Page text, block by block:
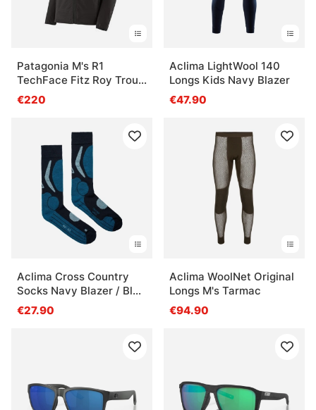
Patagonia M's R1
TechFace Fitz Roy Trout
Hoody BLK
€220
Aclima LightWool 140
Longs Kids Navy Blazer
€47.90
Aclima Cross Country
Socks Navy Blazer / Blue
Sapphire / Azure Blue
€27.90
Aclima WoolNet Original
Longs M's Tarmac
€94.90